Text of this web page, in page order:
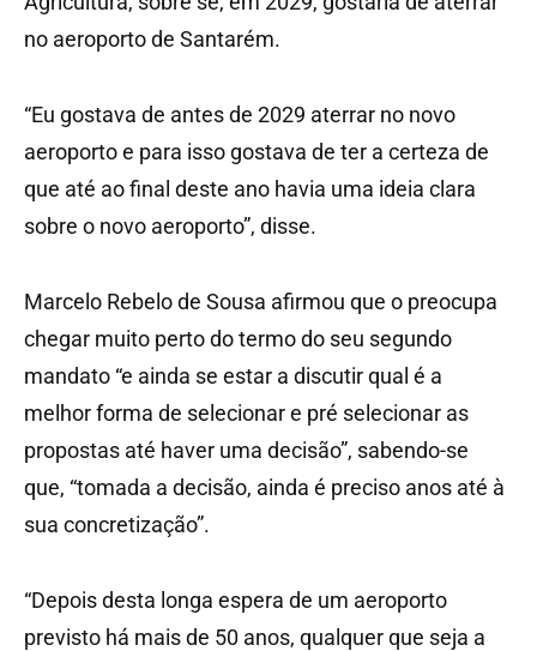
no aeroporto de Santarém.
“Eu gostava de antes de 2029 aterrar no novo
aeroporto e para isso gostava de ter a certeza de
que até ao final deste ano havia uma ideia clara
sobre o novo aeroporto”, disse.
Marcelo Rebelo de Sousa afirmou que o preocupa
chegar muito perto do termo do seu segundo
mandato “e ainda se estar a discutir qual é a
melhor forma de selecionar e pré selecionar as
propostas até haver uma decisão”, sabendo-se
que, “tomada a decisão, ainda é preciso anos até à
sua concretização”.
“Depois desta longa espera de um aeroporto
previsto há mais de 50 anos, qualquer que seja a